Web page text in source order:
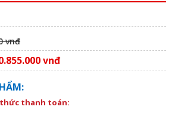
vnđ
vnđ
thanh toán: